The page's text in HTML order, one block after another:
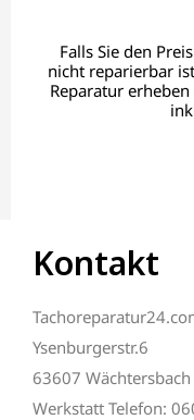
Falls Sie den
nicht reparierbar
Reparatur
Kontakt
Ysenburgerstr.6
63607 Wächtersbach
Werkstatt Telefon: